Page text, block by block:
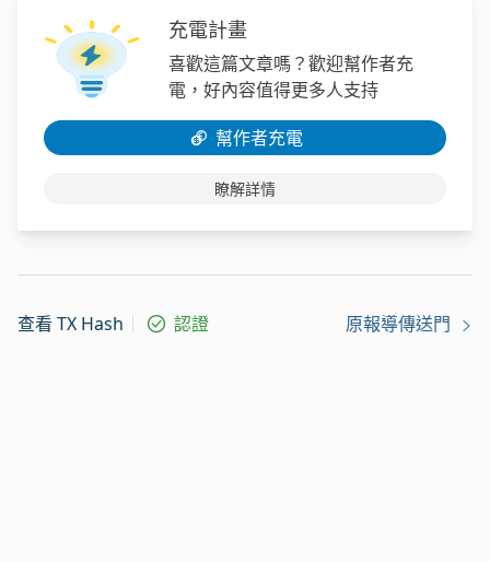
充電計畫
喜歡這篇文章嗎？歡迎幫作者充
電，好內容值得更多人支持
幫作者充電
瞭解詳情
查看 TX Hash 認證 原報導傳送門